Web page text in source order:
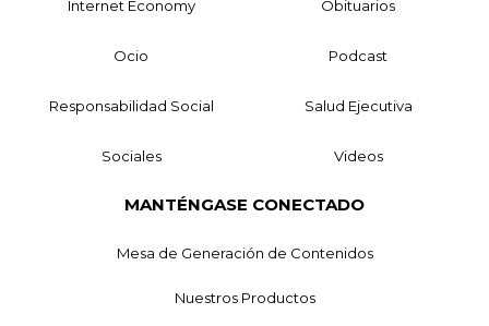
Internet Economy Obituarios
Ocio Podcast
Responsabilidad Social Salud Ejecutiva
Sociales Videos
MANTÉNGASE CONECTADO
Mesa de Generación de Contenidos
Nuestros Productos